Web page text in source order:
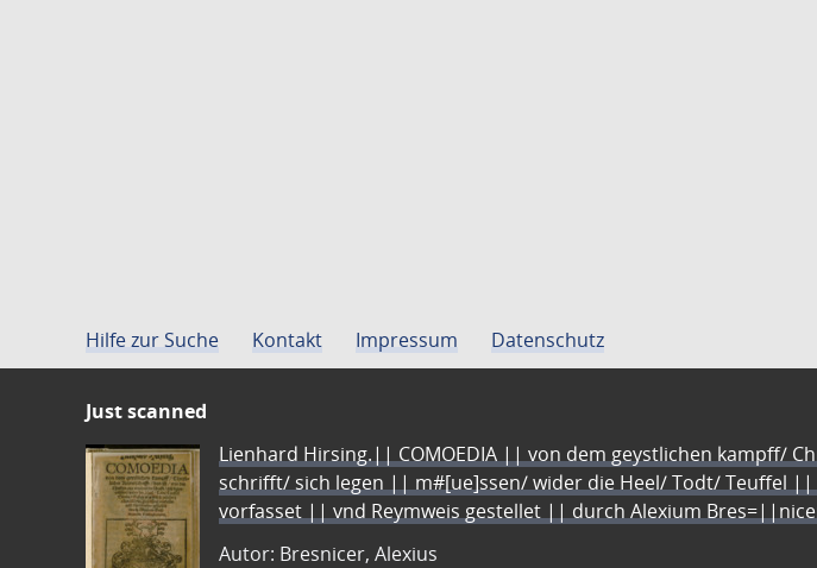
Hilfe zur Suche Kontakt Impressum Datenschutz
Just scanned
Lienhard Hirsing.|| COMOEDIA || von dem geystlichen kampff/
schrifft/ sich legen || m#[ue]ssen/ wider die Heel/ Todt/ Teuffel
vorfasset || vnd Reymweis gestellet || durch Alexium
Autor: Bresnicer, Alexius